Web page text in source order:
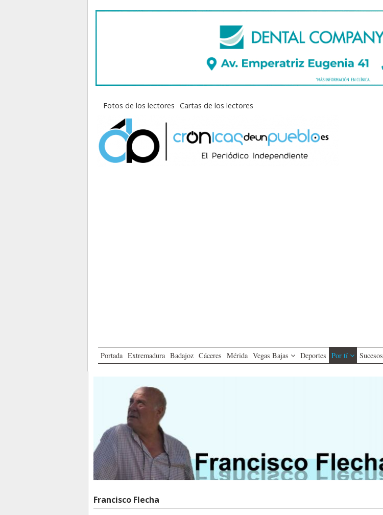
Fotos de los lectores Cartas de los lectores
Portada Extremadura Badajoz Cáceres Mérida Vegas Bajas Deportes Por tí Sucesos
Francisco Flecha